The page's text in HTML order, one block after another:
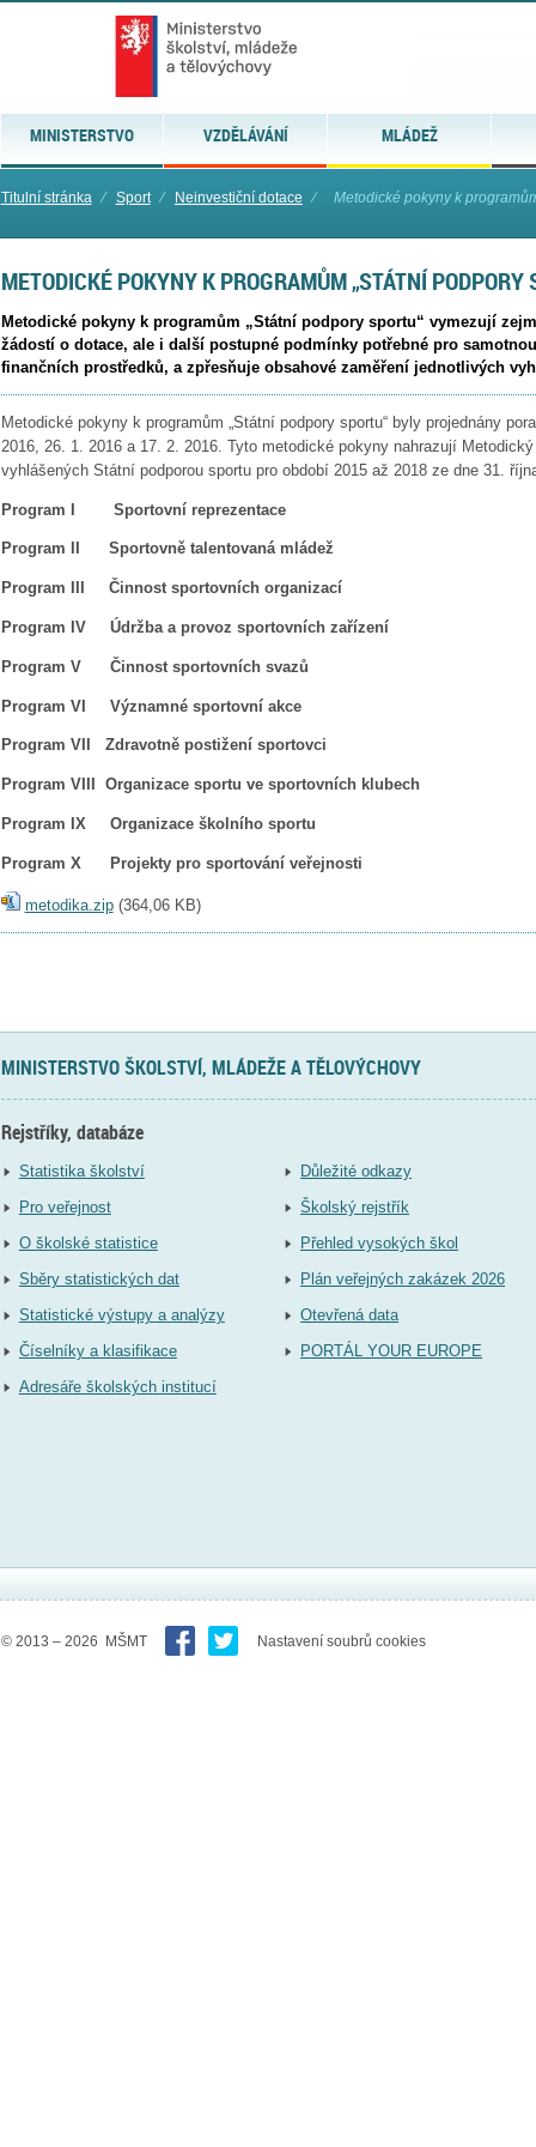
MINISTERSTVO VZDĚLÁVÁNÍ MLÁDEŽ
Titulní stránka ⁄ Sport ⁄ Neinvestiční dotace ⁄ Metodické pokyny k
METODICKÉ POKYNY K PROGRAMŮM „STÁTNÍ PODPORY
Metodické pokyny k programům „Státní podpory sportu“ vymezují
žádostí o dotace, ale i další postupné podmínky potřebné pro
finančních prostředků, a zpřesňuje obsahové zaměření jednotlivých
Metodické pokyny k programům „Státní podpory sportu“ byly projednány
2016, 26. 1. 2016 a 17. 2. 2016. Tyto metodické pokyny nahrazují
vyhlášených Státní podporou sportu pro období 2015 až 2018 ze dne 31.
Program I Sportovní reprezentace
Program II Sportovně talentovaná mládež
Program III Činnost sportovních organizací
Program IV Údržba a provoz sportovních zařízení
Program V Činnost sportovních svazů
Program VI Významné sportovní akce
Program VII Zdravotně postižení sportovci
Program VIII Organizace sportu ve sportovních klubech
Program IX Organizace školního sportu
Program X Projekty pro sportování veřejnosti
metodika.zip(364,06 KB)
MINISTERSTVO ŠKOLSTVÍ, MLÁDEŽE A TĚLOVÝCHOVY
Rejstříky, databáze
Statistika školství
Pro veřejnost
O školské statistice
Sběry statistických dat
Statistické výstupy a analýzy
Číselníky a klasifikace
Adresáře školských institucí
Důležité odkazy
Školský rejstřík
Přehled vysokých škol
Plán veřejných zakázek 2026
Otevřená data
PORTÁL YOUR EUROPE
© 2013 – 2026 MŠMT Nastavení soubrů cookies